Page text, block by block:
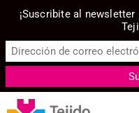
¡Suscribite al